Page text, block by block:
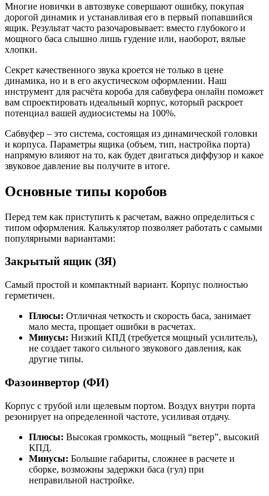
Многие новички в автозвуке совершают ошибку, покупая
дорогой динамик и устанавливая его в первый попавшийся
ящик. Результат часто разочаровывает: вместо глубокого и
мощного баса слышно лишь гудение или, наоборот, вялые
хлопки.
Секрет качественного звука кроется не только в цене
динамика, но и в его акустическом оформлении. Наш
инструмент для расчёта короба для сабвуфера онлайн поможет
вам спроектировать идеальный корпус, который раскроет
потенциал вашей аудиосистемы на 100%.
Сабвуфер – это система, состоящая из динамической головки
и корпуса. Параметры ящика (объем, тип, настройка порта)
напрямую влияют на то, как будет двигаться диффузор и какое
звуковое давление вы получите в итоге.
Основные типы коробов
Перед тем как приступить к расчетам, важно определиться с
типом оформления. Калькулятор позволяет работать с самыми
популярными вариантами:
Закрытый ящик (ЗЯ)
Самый простой и компактный вариант. Корпус полностью
герметичен.
Плюсы: Отличная четкость и скорость баса, занимает
мало места, прощает ошибки в расчетах.
Минусы: Низкий КПД (требуется мощный усилитель),
не создает такого сильного звукового давления, как
другие типы.
Фазоинвертор (ФИ)
Корпус с трубой или щелевым портом. Воздух внутри порта
резонирует на определенной частоте, усиливая отдачу.
Плюсы: Высокая громкость, мощный “ветер”, высокий
КПД.
Минусы: Большие габариты, сложнее в расчете и
сборке, возможны задержки баса (гул) при
неправильной настройке.